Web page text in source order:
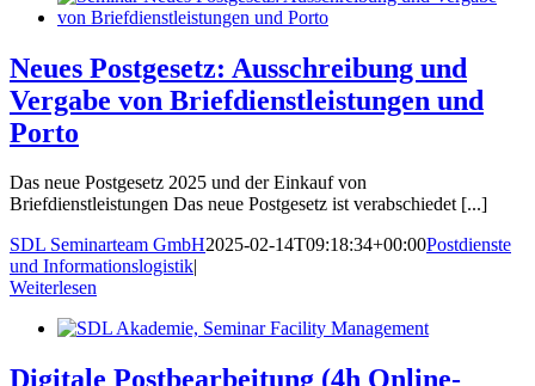
Neues Postgesetz: Ausschreibung und
Vergabe von Briefdienstleistungen und
Porto
Das neue Postgesetz 2025 und der Einkauf von
Briefdienstleistungen Das neue Postgesetz ist verabschiedet [...]
SDL Seminarteam GmbH2025-02-14T09:18:34+00:00Postdienste
und Informationslogistik|
Weiterlesen
Digitale Postbearbeitung (4h Online-